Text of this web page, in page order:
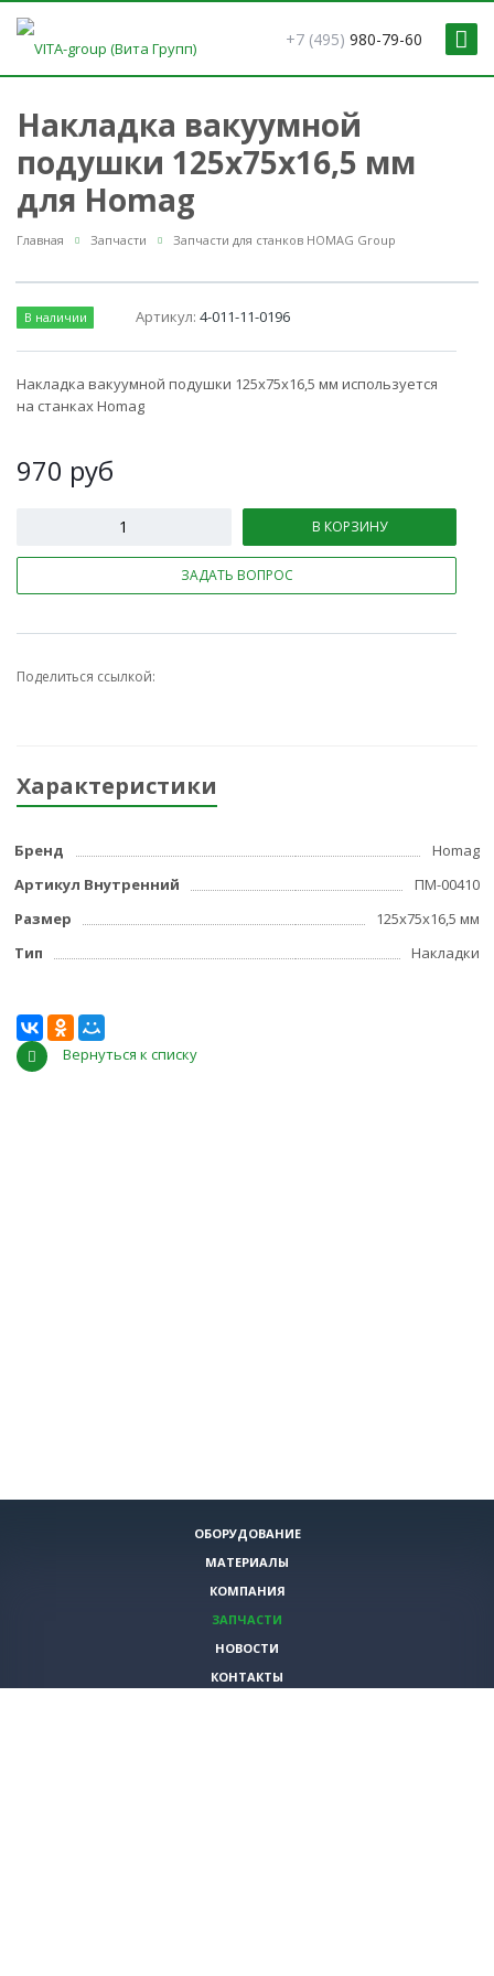
+7 (495) 980-79-60
Накладка вакуумной
подушки 125х75х16,5 мм
для Homag
Главная Запчасти Запчасти для станков HOMAG Group
В наличии Артикул:4-011-11-0196
Накладка вакуумной подушки 125х75х16,5 мм используется
на станках Homag
970 руб
В КОРЗИНУ
ЗАДАТЬ ВОПРОС
Поделиться ссылкой:
Характеристики
Бренд
Homag
Артикул Внутренний
ПМ-00410
Размер
125х75х16,5 мм
Тип
Накладки
Вернуться к списку
ОБОРУДОВАНИЕ
МАТЕРИАЛЫ
КОМПАНИЯ
ЗАПЧАСТИ
НОВОСТИ
КОНТАКТЫ